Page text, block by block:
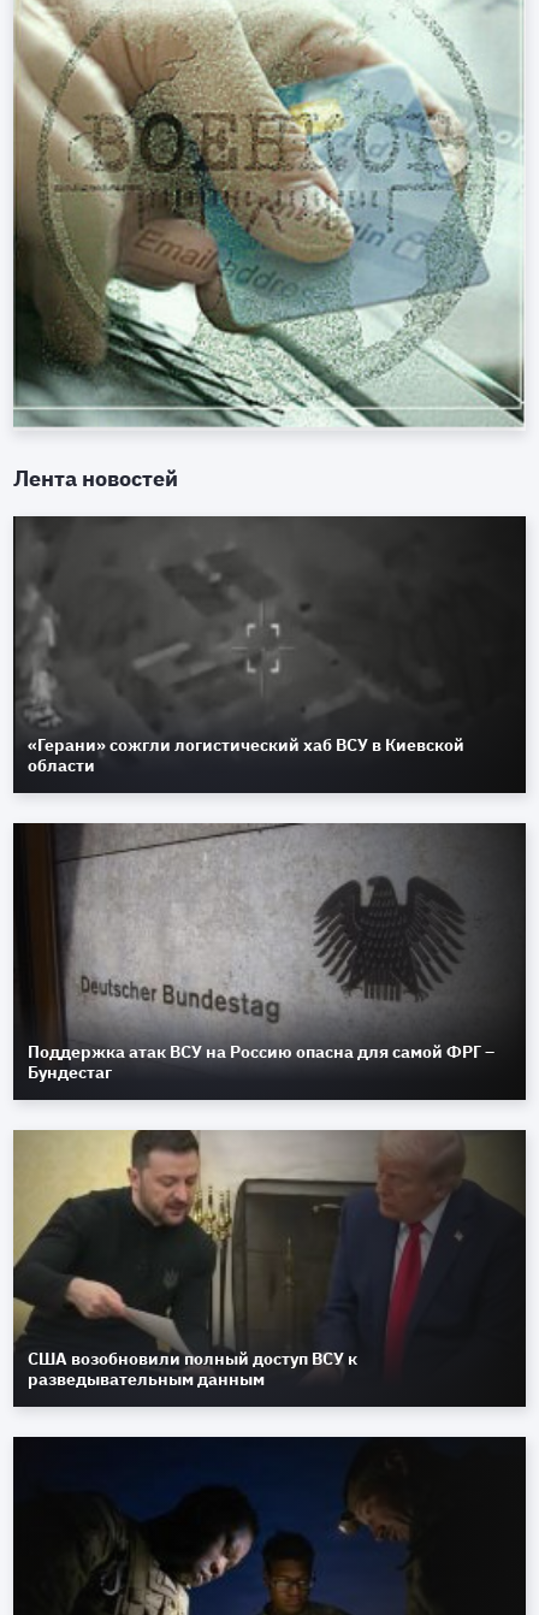
Лента новостей
«Герани» сожгли логистический хаб ВСУ в Киевской
области
Поддержка атак ВСУ на Россию опасна для самой ФРГ –
Бундестаг
США возобновили полный доступ ВСУ к
разведывательным данным